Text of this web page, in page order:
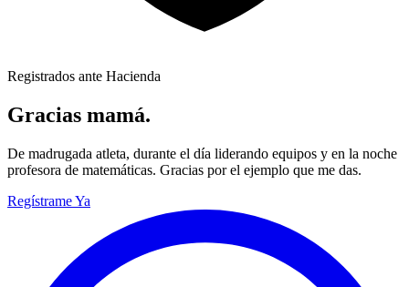
Registrados ante Hacienda
Gracias mamá.
De madrugada atleta, durante el día liderando equipos y en la noche
profesora de matemáticas. Gracias por el ejemplo que me das.
Regístrame Ya